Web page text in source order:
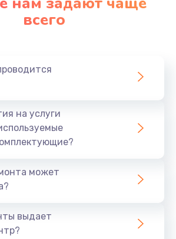
всего
на услуги
может
выдает